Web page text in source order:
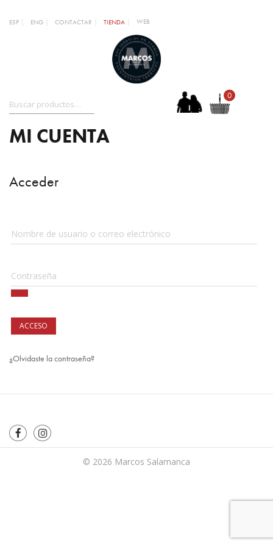
ESP ENG CONTACTAR TIENDA WEB
0
MI CUENTA
Acceder
ACCESO
¿Olvidaste la contraseña?
© 2026 Marcos Salamanca